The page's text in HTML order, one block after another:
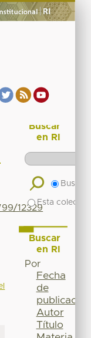
12329
Buscar
en RI
Buscar
Esta
Buscar
en RI
Por
Fecha
de
publicación
Autor
Título